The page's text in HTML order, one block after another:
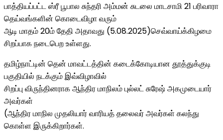
பாத்தியப்பட்ட ஸ்ரீ பூபால சுந்தரி அம்மன் சுடலை மாடசாமி 21 பரிவாரா
தெய்வங்களின் கொடைவிழா வரும்
ஆடி மாதம் 20ம் தேதி அதாவது (5.08.2025)செவ்வாய்க்கிழமை
சிறப்பாக நடைபெற உள்ளது.
தமிழ்நாட்டின் தென் மாவட்டத்தின் கடைக்கோடியான தூத்துக்குடி
பகுதியில் நடக்கும் இவ்விழாவில்
சிறப்பு விருந்தினராக ஆந்திர மாநிலம் புல்லட் சுரேஷ் அகமுடையார்
அவர்கள்
(ஆந்திர மாநில முதலியார் வாரியத் தலைவர் அவர்கள் கலந்து
கொள்ள இருக்கிறார்கள்.